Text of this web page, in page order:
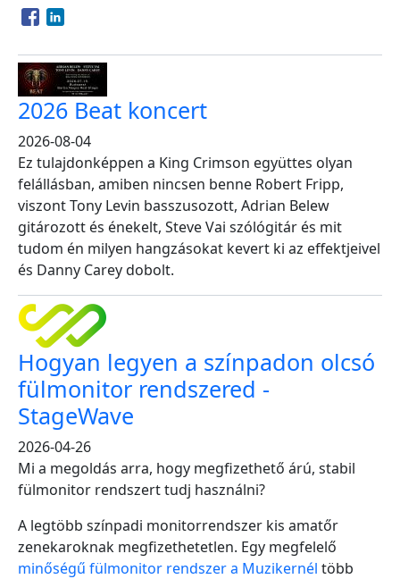
Opens in a new window
Opens in a new window
2026 Beat koncert
2026-08-04
Ez tulajdonképpen a King Crimson együttes olyan
felállásban, amiben nincsen benne Robert Fripp,
viszont Tony Levin basszusozott, Adrian Belew
gitározott és énekelt, Steve Vai szólógitár és mit
tudom én milyen hangzásokat kevert ki az effektjeivel
és Danny Carey dobolt.
Hogyan legyen a színpadon olcsó
fülmonitor rendszered -
StageWave
2026-04-26
Mi a megoldás arra, hogy megfizethető árú, stabil
fülmonitor rendszert tudj használni?
A legtöbb színpadi monitorrendszer kis amatőr
zenekaroknak megfizethetetlen. Egy megfelelő
minőségű fülmonitor rendszer a Muzikernél több